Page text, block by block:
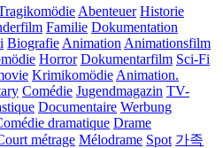
Abenteuer Historie
Familie Dokumentation
Biografie Animation Animationsfilm
Horror Dokumentarfilm Sci-Fi
Krimikomödie Animation.
Comédie Jugendmagazin TV-
Documentaire Werbung
dramatique Drame
métrage Mélodrame Spot 가족